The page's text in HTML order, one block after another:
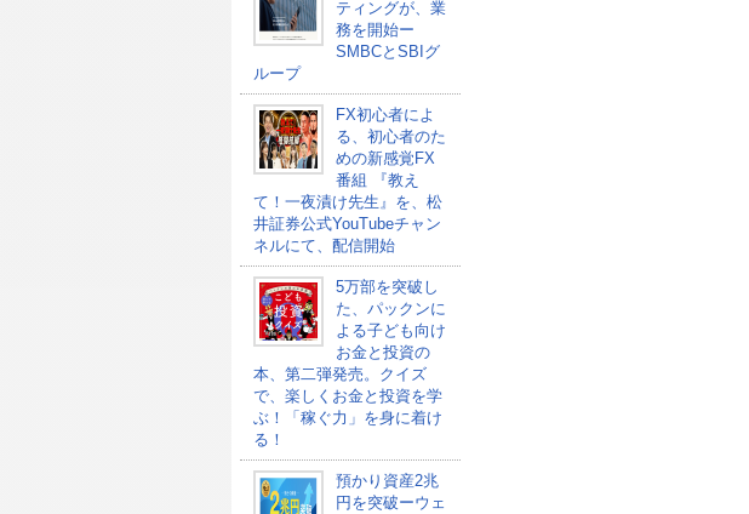
ティングが、業
務を開始ー
SMBCとSBIグ
ループ
FX初心者によ
る、初心者のた
めの新感覚FX
番組 『教え
て！一夜漬け先生』を、松
井証券公式YouTubeチャン
ネルにて、配信開始
5万部を突破し
た、パックンに
よる子ども向け
お金と投資の
本、第二弾発売。クイズ
で、楽しくお金と投資を学
ぶ！「稼ぐ力」を身に着け
る！
預かり資産2兆
円を突破ーウェ